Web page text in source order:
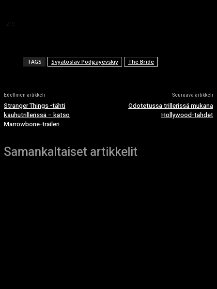
TAGS Svyatoslav Podgayevskiy The Bride
Edellinen artikkeli
Stranger Things -tähti
kauhutrillerissä – katso
Marrowbone-traileri
Seuraava artikkeli
Odotetussa trillerissä mukana
Hollywood-tähdet
Samankaltaiset artikkelit